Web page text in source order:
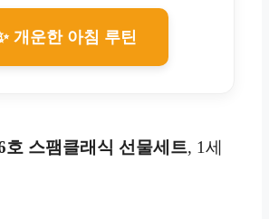
개운한 아침 루틴
호 스팸클래식 선물세트, 1세